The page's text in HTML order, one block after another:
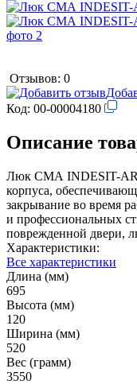
Отзывов: 0
Код: 00-00004180
Описание
Люк СМА INDESIT-
корпуса,
закрывание во время
и профессиональных
поврежденной двери,
Характеристики:
Все характеристики
Длина (мм)
695
Высота (мм)
120
Ширина (мм)
520
Вес (грамм)
3550